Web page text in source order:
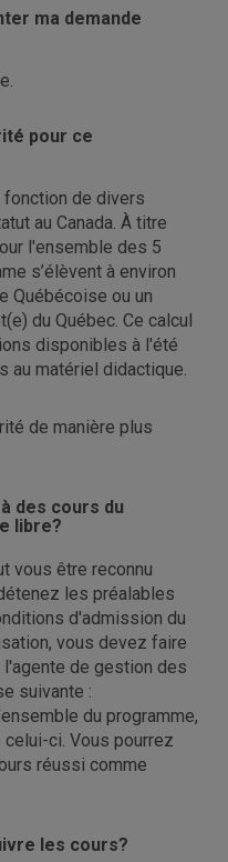
ma demande
pour ce
de divers
au Canada. À titre
l'ensemble des 5
s’élèvent à environ
Québécoise ou un
du Québec. Ce calcul
disponibles à l'été
au matériel didactique.
de manière plus
des cours du
libre?
vous être reconnu
les préalables
d'admission du
vous devez faire
de gestion des
suivante :
du programme,
celui-ci. Vous pourrez
réussi comme
les cours?